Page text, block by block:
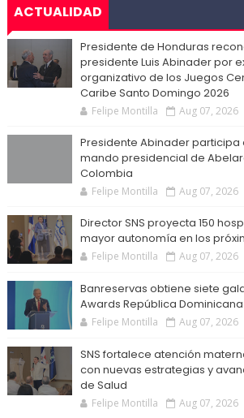
ACTUALIDAD
Presidente de Honduras
presidente Luis Abinader por
organizativo de los Juegos
Caribe Santo Domingo 2026
Felipe Montilla Aug 07, 2026
Presidente Abinader participa
mando presidencial de
Colombia
Felipe Montilla Aug 07, 2026
Director SNS proyecta 150
mayor autonomía en los
Felipe Montilla Aug 07, 2026
Banreservas obtiene siete
Awards República
Felipe Montilla Aug 07, 2026
SNS fortalece atención
con nuevas estrategias y
de Salud
Felipe Montilla Aug 07, 2026